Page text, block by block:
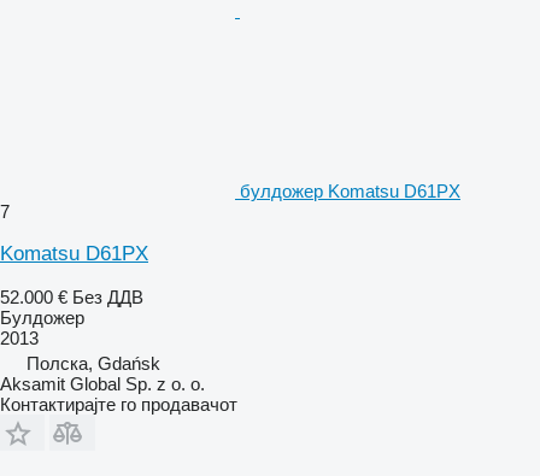
булдожер Komatsu D61PX
7
Komatsu D61PX
52.000 € Без ДДВ
Булдожер
2013
Полска, Gdańsk
Aksamit Global Sp. z o. o.
Контактирајте го продавачот